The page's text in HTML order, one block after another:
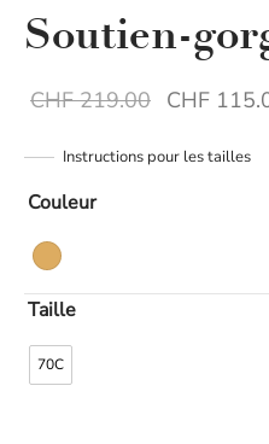
Soutien-
CHF219.00 Le prix
CHF
CHF
Instructions pour les tailles
Couleur
Taille
70C